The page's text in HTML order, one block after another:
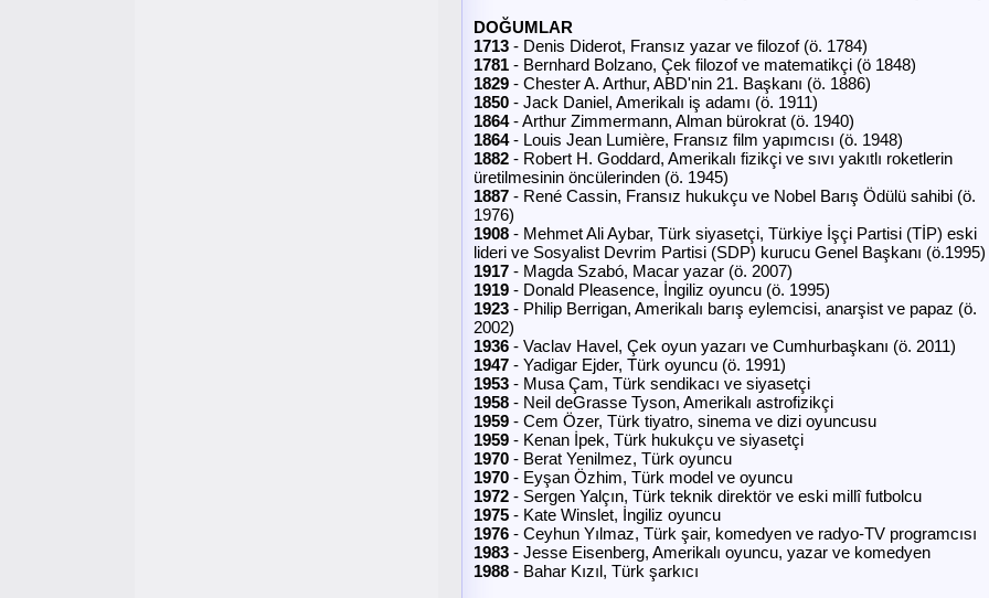
DOĞUMLAR
1713 - Denis Diderot, Fransız yazar ve filozof (ö. 1784)
1781 - Bernhard Bolzano, Çek filozof ve matematikçi (ö 1848)
1829 - Chester A. Arthur, ABD'nin 21. Başkanı (ö. 1886)
1850 - Jack Daniel, Amerikalı iş adamı (ö. 1911)
1864- Arthur Zimmermann, Alman bürokrat (ö. 1940)
1864- Louis Jean Lumière, Fransız film yapımcısı (ö. 1948)
1882 - Robert H. Goddard, Amerikalı fizikçi ve sıvı yakıtlı roketlerin
üretilmesinin öncülerinden (ö. 1945)
1887 - René Cassin, Fransız hukukçu ve Nobel Barış Ödülü sahibi (ö.
1976)
1908 - Mehmet Ali Aybar, Türk siyasetçi, Türkiye İşçi Partisi (TİP) eski
lideri ve Sosyalist Devrim Partisi (SDP) kurucu Genel Başkanı (ö.1995)
1917 - Magda Szabó, Macar yazar (ö. 2007)
1919 - Donald Pleasence, İngiliz oyuncu (ö. 1995)
1923 - Philip Berrigan, Amerikalı barış eylemcisi, anarşist ve papaz (ö.
2002)
1936 - Vaclav Havel, Çek oyun yazarı ve Cumhurbaşkanı (ö. 2011)
1947 - Yadigar Ejder, Türk oyuncu (ö. 1991)
1953 - Musa Çam, Türk sendikacı ve siyasetçi
1958 - Neil deGrasse Tyson, Amerikalı astrofizikçi
1959 - Cem Özer, Türk tiyatro, sinema ve dizi oyuncusu
1959 - Kenan İpek, Türk hukukçu ve siyasetçi
1970 - Berat Yenilmez, Türk oyuncu
1970 - Eyşan Özhim, Türk model ve oyuncu
1972 - Sergen Yalçın, Türk teknik direktör ve eski millî futbolcu
1975 - Kate Winslet, İngiliz oyuncu
1976 - Ceyhun Yılmaz, Türk şair, komedyen ve radyo-TV programcısı
1983 - Jesse Eisenberg, Amerikalı oyuncu, yazar ve komedyen
1988 - Bahar Kızıl, Türk şarkıcı